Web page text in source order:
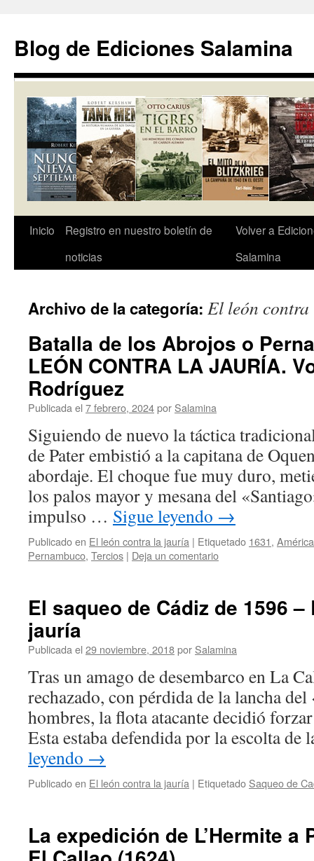
contenido
Blog de Ediciones Salamina
Inicio
Registro en nuestro boletín de
noticias
Volver a
Salamina
Archivo de la categoría: El león
Batalla de los Abrojos o
LEÓN CONTRA LA JAURÍA.
Rodríguez
Publicada el 7 febrero, 2024por Salamina
Siguiendo de nuevo la táctica
de Pater embistió a la capitana de
abordaje. El choque fue muy duro,
los palos mayor y mesana del
impulso … Sigue leyendo →
Publicado en El león contra la jauría | Etiquetado 1631, América
Pernambuco, Tercios | Deja un comentario
El saqueo de Cádiz de 1596
jauría
Publicada el 29 noviembre, 2018por Salamina
Tras un amago de desembarco en La
rechazado, con pérdida de la lancha
hombres, la flota atacante decidió
Esta estaba defendida por la escolta
leyendo →
Publicado en El león contra la jauría | Etiquetado Saqueo de
La expedición de L’Hermite a